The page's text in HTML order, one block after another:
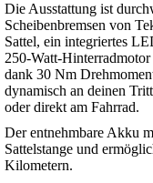
Die Ausstattung ist
Scheibenbremsen von
Sattel, ein integriertes
250-Watt-
dank 30 Nm
dynamisch an deinen
oder direkt am Fahrrad.
Der entnehmbare Akku
Sattelstange und
Kilometern.